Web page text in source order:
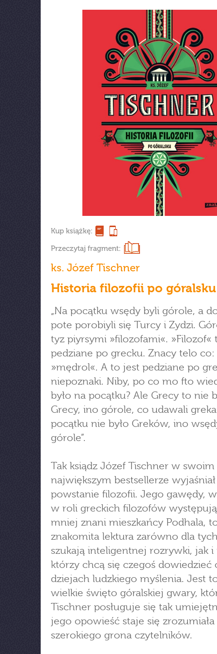
Kup książkę:
Przeczytaj fragment:
ks. Józef Tischner
Historia filozofii po góralsku
„Na pocątku wsędy byli górole, a
pote porobiyli się Turcy i Zydzi.
tyz piyrsymi »filozofami«. »Filozof«
pedziane po grecku. Znacy telo co:
»mędrol«. A to jest pedziane po
niepoznaki. Niby, po co mo fto
było na pocątku? Ale Grecy to nie
Grecy, ino górole, co udawali
pocątku nie było Greków, ino
górole”.
Tak ksiądz Józef Tischner w swoim
największym bestsellerze wyjaśniał
powstanie filozofii. Jego gawędy,
w roli greckich filozofów
mniej znani mieszkańcy Podhala,
znakomita lektura zarówno dla
szukają inteligentnej rozrywki, jak i
którzy chcą się czegoś dowiedzieć
dziejach ludzkiego myślenia. Jest
wielkie święto góralskiej gwary,
Tischner posługuje się tak
jego opowieść staje się zrozumiała
szerokiego grona czytelników.